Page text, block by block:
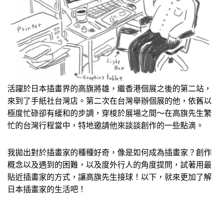
活躍於日本插畫界的高旗將雄，繼香港個展之後的第二站，
來到了手紙社台灣店。第二次在台灣舉辦個展的他，依舊以
極度忙碌卻有緩和的步調，穿梭於展場之間～在高旗先生繁
忙的台灣行程當中，特地邀請他來談談創作的一些點滴。
我拋出對於插畫家的種種好奇，像是如何成為插畫家？創作
概念以及遇到的困難，以及度外行人的角度提問，試著用最
貼近插畫家的方式，讓高旗先生接球！以下，就來更加了解
日本插畫家的生活吧！